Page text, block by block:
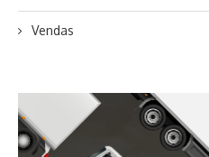
Vendas